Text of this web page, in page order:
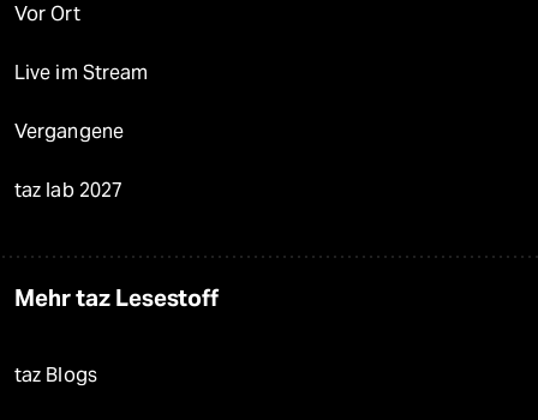
Vor Ort
Live im Stream
Vergangene
taz lab 2027
Mehr taz Lesestoff
taz Blogs